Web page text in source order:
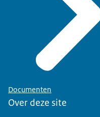
Documenten
Over deze site